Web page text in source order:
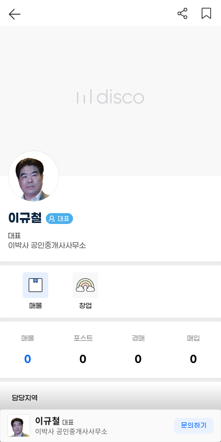
이규철 대표
대표
이박사 공인중개사사무소
매물 창업
매물
0
포스트
0
경매
0
매입
0
담당지역
전화 이규철 대표
이박사 공인중개사사무소
문의하기